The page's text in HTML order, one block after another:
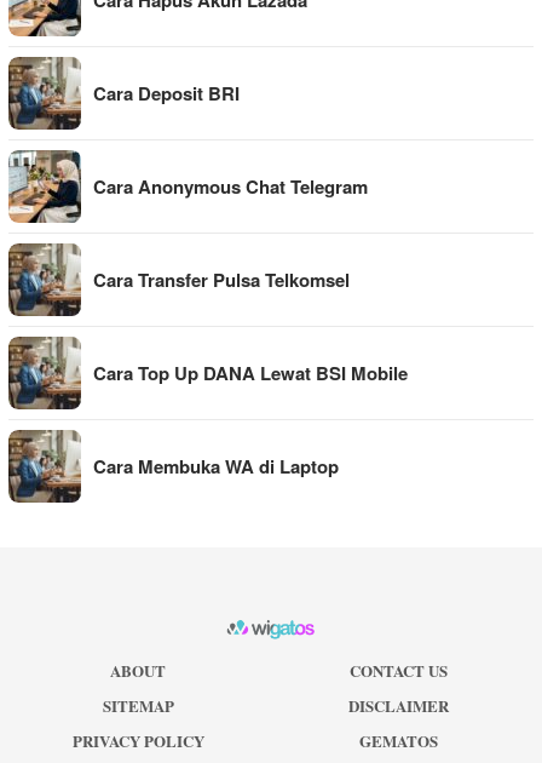
Cara Deposit BRI
Cara Anonymous Chat Telegram
Cara Transfer Pulsa Telkomsel
Cara Top Up DANA Lewat BSI Mobile
Cara Membuka WA di Laptop
ABOUT
CONTACT US
SITEMAP
DISCLAIMER
PRIVACY POLICY
GEMATOS